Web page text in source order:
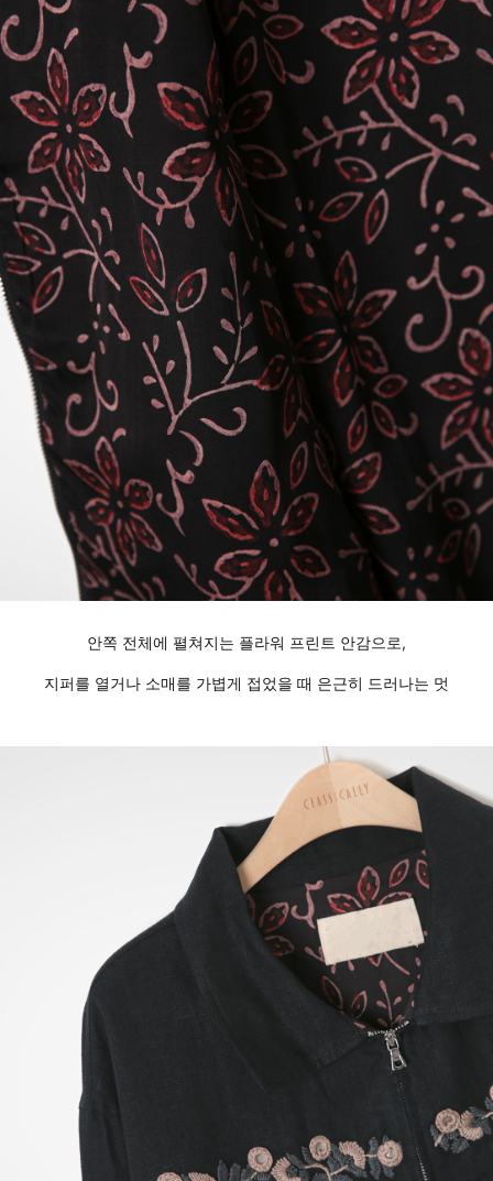
안쪽 전체에 펼쳐지는 플라워 프린트 안감으로,
지퍼를 열거나 소매를 가볍게 접었을 때 은근히 드러나는 멋